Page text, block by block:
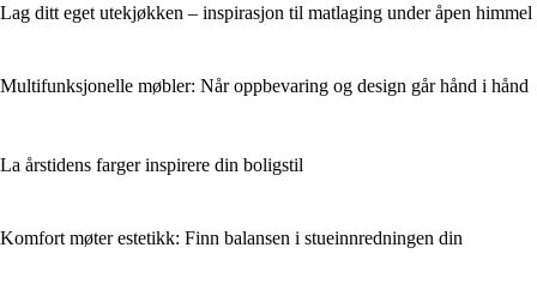
Lag ditt eget utekjøkken – inspirasjon til matlaging under åpen himmel
Multifunksjonelle møbler: Når oppbevaring og design går hånd i hånd
La årstidens farger inspirere din boligstil
Komfort møter estetikk: Finn balansen i stueinnredningen din